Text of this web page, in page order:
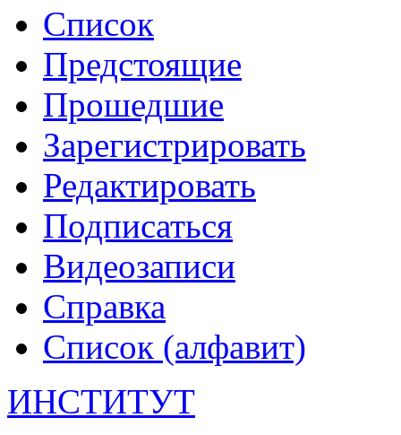
Список
Предстоящие
Прошедшие
Зарегистрировать
Редактировать
Подписаться
Видеозаписи
Справка
Список (алфавит)
ИНСТИТУТ